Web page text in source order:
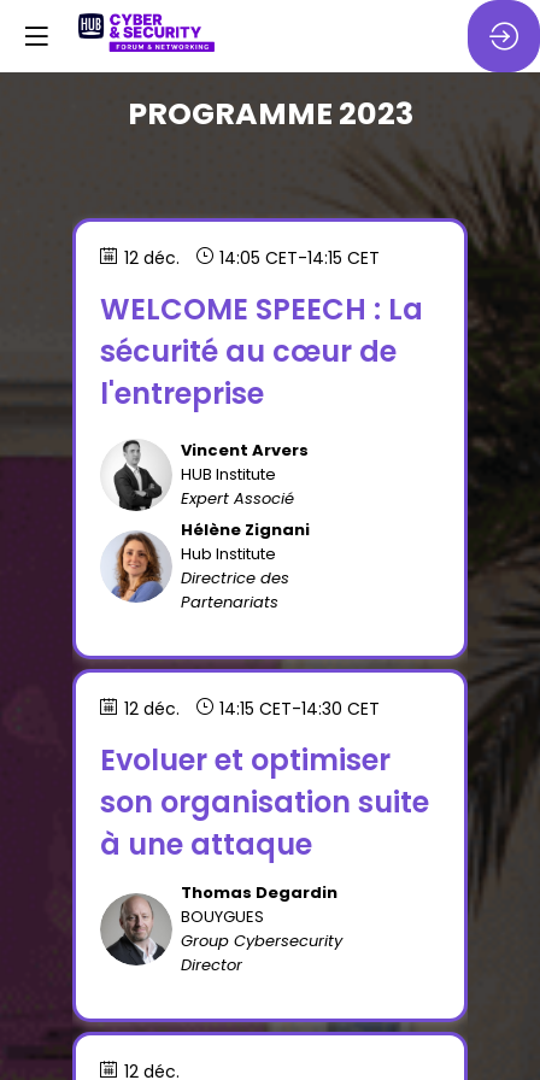
PROGRAMME 2023
12 déc. 14:05 CET-14:15 CET
WELCOME SPEECH : La
sécurité au cœur de
l'entreprise
VA Vincent Arvers
HUB Institute
Expert Associé
HZ
Hélène Zignani
Hub Institute
Directrice des
Partenariats
12 déc. 14:15 CET-14:30 CET
Evoluer et optimiser
son organisation suite
à une attaque
TD
Thomas Degardin
BOUYGUES
Group Cybersecurity
Director
12 déc.